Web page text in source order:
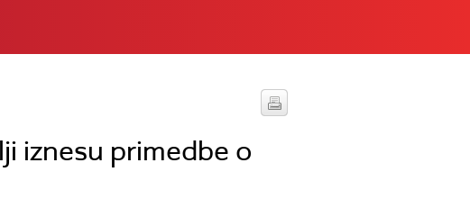
iznesu primedbe o